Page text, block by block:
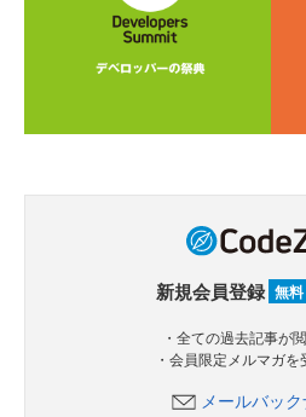
新規会員登録 無料
・全ての過去記事が
・会員限定メルマガ
メールバッ